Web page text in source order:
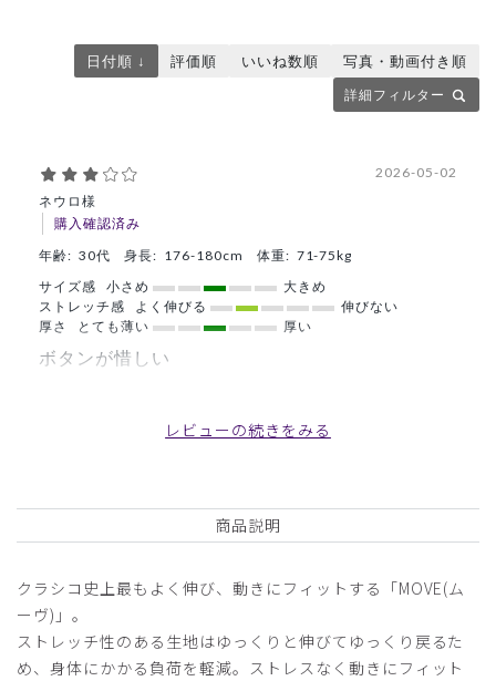
詳細フィルター
日付順 ↓ 評価順 いいね数順 写真・動画付き順
ネウロ様
購入確認済み
2026-05-02
年齢: 30代 身長: 176-180cm 体重: 71-75kg
サイズ感
小さめ
大きめ
ストレッチ感
よく伸びる
伸びない
厚さ
とても薄い 厚い
ボタンが惜しい
タンではなく普通のボタンで、そこだけが残念です。ボタン
A69メンズ:クルーネックスクラブトップス・
役に立った 0
レビューの続きをみる
商品説明
クラシコ史上最もよく伸び、動きにフィットする「MOVE(ム
ーヴ)」。
ストレッチ性のある生地はゆっくりと伸びてゆっくり戻るた
め、身体にかかる負荷を軽減。ストレスなく動きにフィット